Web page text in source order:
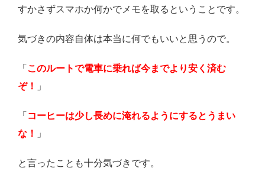
すかさずスマホか何かでメモを取るということです。
気づきの内容自体は本当に何でもいいと思うので。
「 このルートで電車に乗れば今までより安く済む
ぞ！
」
「 コーヒーは少し長めに淹れるようにするとうまい
な！
」
と言ったことも十分気づきです。